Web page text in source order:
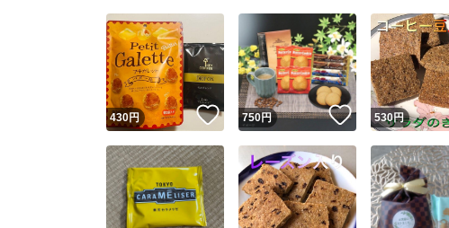
430円 いいね！
750円 いいね！
530円